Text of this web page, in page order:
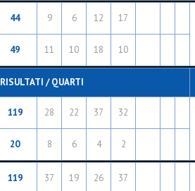
44 9 6 12 17
49 11 10 18 10
RISULTATI / QUARTI
119 28 22 37 32
20 8 6 4 2
119 37 19 26
37